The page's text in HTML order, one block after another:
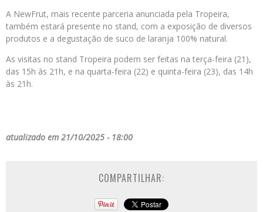
A NewFrut, mais recente parceria anunciada pela Tropeira,
também estará presente no stand, com a exposição de diversos
produtos e a degustação de suco de laranja 100% natural.
As visitas no stand Tropeira podem ser feitas na terça-feira (21),
das 15h às 21h, e na quarta-feira (22) e quinta-feira (23), das 14h
às 21h.
atualizado em 21/10/2025 - 18:00
COMPARTILHAR: